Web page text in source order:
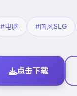
#电脑 #国风SLG
点击下载